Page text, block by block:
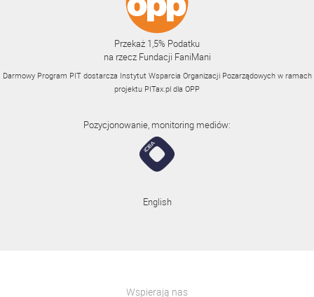
Przekaż 1,5% Podatku
na rzecz Fundacji FaniMani
Darmowy Program PIT dostarcza Instytut Wsparcia Organizacji Pozarządowych w ramach
projektu PITax.pl dla OPP
Pozycjonowanie, monitoring mediów:
English
Wspierają nas